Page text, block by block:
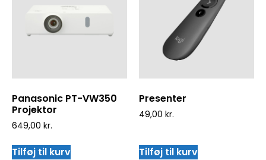
Panasonic PT-VW350
Projektor
649,00 kr.
Tilføj til kurv
Presenter
49,00 kr.
Tilføj til kurv